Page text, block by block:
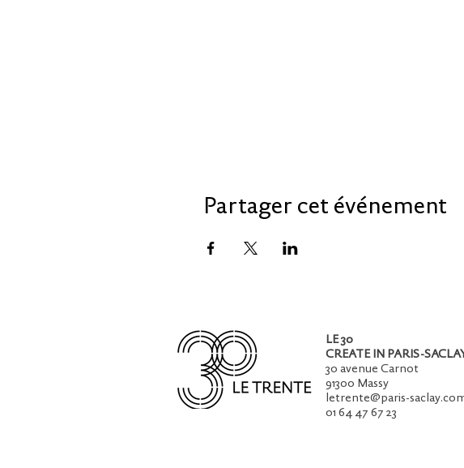
Partager cet événement
LE 30
CREATE IN PARIS-
30 avenue Carnot
91300 Massy
letrente@paris-
01 64 47 67 23